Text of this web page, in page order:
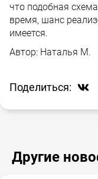
что подобная
время, шанс
имеется.
Автор: Наталья М.
Поделиться:
Другие